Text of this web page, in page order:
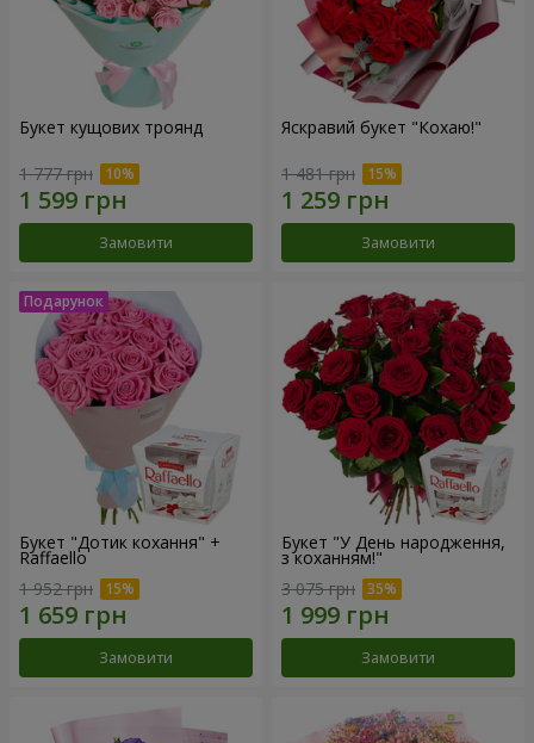
Букет кущових троянд
1 777 грн
Замовити
Яскравий букет "Кохаю!"
1 481 грн
Замовити
Букет "Дотик кохання" +
Raffaello
1 952 грн
Замовити
Букет "У День народження,
з коханням!"
3 075 грн
Замовити